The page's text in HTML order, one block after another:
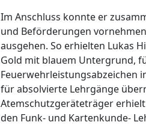
Im Anschluss konnte er
und Beförderungen
ausgehen. So erhielten Lukas
Gold mit blauem Untergrund,
Feuerwehrleistungsabzeichen
für absolvierte Lehrgänge
Atemschutzgeräteträger erhielt
den Funk- und Kartenkunde-